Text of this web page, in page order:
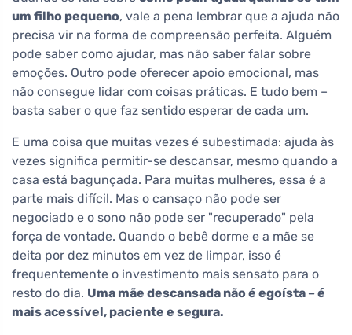
um filho pequeno, vale a pena lembrar que a ajuda não
precisa vir na forma de compreensão perfeita. Alguém
pode saber como ajudar, mas não saber falar sobre
emoções. Outro pode oferecer apoio emocional, mas
não consegue lidar com coisas práticas. E tudo bem –
basta saber o que faz sentido esperar de cada um.
E uma coisa que muitas vezes é subestimada: ajuda às
vezes significa permitir-se descansar, mesmo quando a
casa está bagunçada. Para muitas mulheres, essa é a
parte mais difícil. Mas o cansaço não pode ser
negociado e o sono não pode ser "recuperado" pela
força de vontade. Quando o bebê dorme e a mãe se
deita por dez minutos em vez de limpar, isso é
frequentemente o investimento mais sensato para o
resto do dia. Uma mãe descansada não é egoísta – é
mais acessível, paciente e segura.